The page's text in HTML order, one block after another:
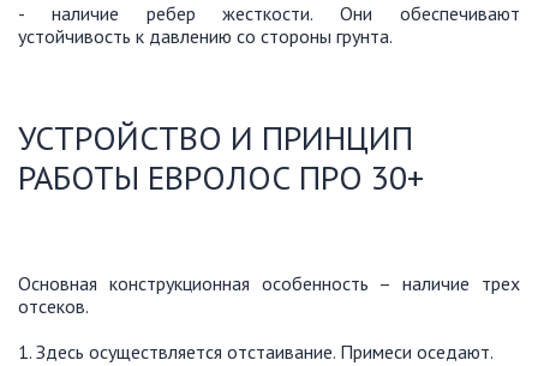
- наличие ребер жесткости. Они обеспечивают
устойчивость к давлению со стороны грунта.
УСТРОЙСТВО И ПРИНЦИП
РАБОТЫ ЕВРОЛОС ПРО 30+
Основная конструкционная особенность – наличие трех
отсеков.
Здесь осуществляется отстаивание. Примеси оседают.